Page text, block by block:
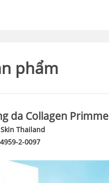
phẩm
da Collagen Primme
Thailand
2-0097